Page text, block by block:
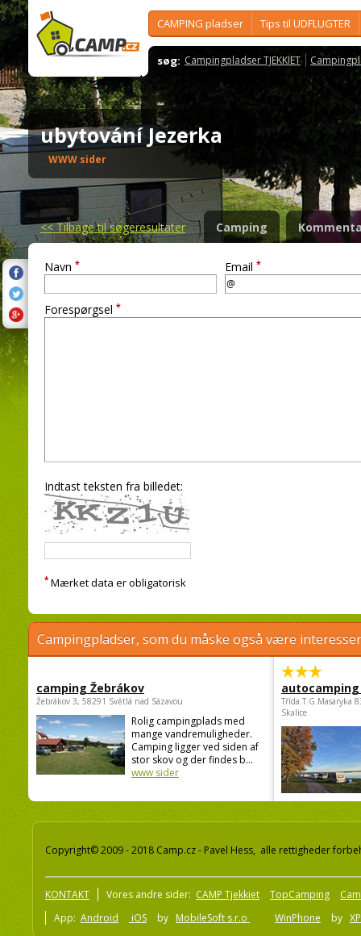
CAMPING pladser Tips til UDFLUGTER
søg: Campingpladser TJEKKIET
ubytování Jezerka
WWW sider
<<Tilbage til søgeresultater Camping
Navn * Email *
Forespørgsel *
Indtast teksten fra billedet:
* Mærket data er obligatorisk
Campingpladser, som du måske også være
camping Žebrákov
Žebrákov 3, 58291 Světlá nad Sázavou
Rolig campingplads med
mange vandremuligheder.
Camping ligger ved siden af
stor skov og der findes b...
www sider
autocamping
Třída.T.G.Masaryka
Skalice
Copyright© 2009 - 2018 Camp.cz - Pavel Hess, alle rettigheder
KONTAKT Vores andre sider: CAMP Tjekkiet TopCamping
App: Android iOS by MobileSoft s.r.o WinPhone by